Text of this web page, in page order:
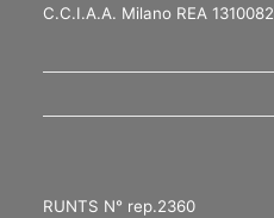
C.C.I.A.A. Milano REA 1310082
RUNTS N° rep.2360